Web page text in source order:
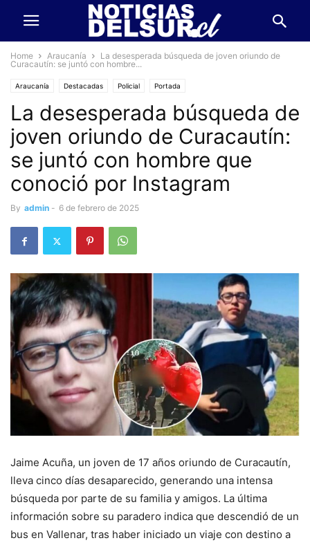
Home Araucanía
La desesperada búsqueda de joven oriundo de
Curacautín: se juntó con hombre...
Araucanía Destacadas Policial Portada
La desesperada búsqueda de
joven oriundo de Curacautín:
se juntó con hombre que
conoció por Instagram
By admin - 6 de febrero de 2025
Jaime Acuña, un joven de 17 años oriundo de Curacautín,
lleva cinco días desaparecido, generando una intensa
búsqueda por parte de su familia y amigos. La última
información sobre su paradero indica que descendió de un
bus en Vallenar, tras haber iniciado un viaje con destino a